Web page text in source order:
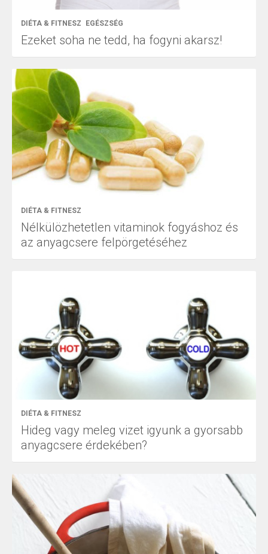
DIÉTA & FITNESZ EGÉSZSÉG
Ezeket soha ne tedd, ha fogyni akarsz!
DIÉTA & FITNESZ
Nélkülözhetetlen vitaminok fogyáshoz és
az anyagcsere felpörgetéséhez
DIÉTA & FITNESZ
Hideg vagy meleg vizet igyunk a gyorsabb
anyagcsere érdekében?